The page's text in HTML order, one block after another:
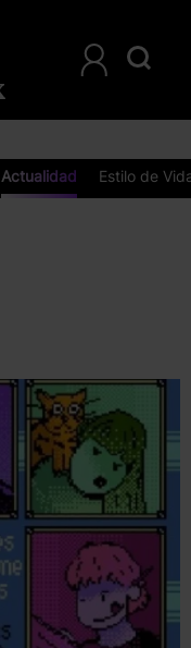
Actualidad Estilo de